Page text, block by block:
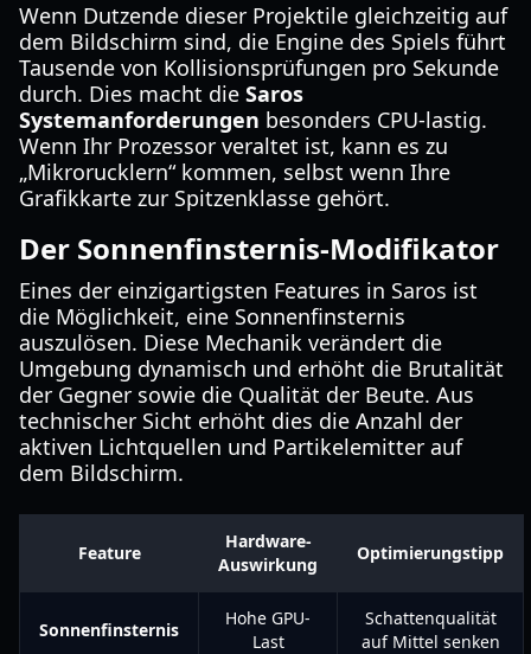
Wenn Dutzende dieser Projektile gleichzeitig auf
dem Bildschirm sind, die Engine des Spiels führt
Tausende von Kollisionsprüfungen pro Sekunde
durch. Dies macht die Saros
Systemanforderungen besonders CPU-lastig.
Wenn Ihr Prozessor veraltet ist, kann es zu
„Mikrorucklern“ kommen, selbst wenn Ihre
Grafikkarte zur Spitzenklasse gehört.
Der Sonnenfinsternis-Modifikator
Eines der einzigartigsten Features in Saros ist
die Möglichkeit, eine Sonnenfinsternis
auszulösen. Diese Mechanik verändert die
Umgebung dynamisch und erhöht die Brutalität
der Gegner sowie die Qualität der Beute. Aus
technischer Sicht erhöht dies die Anzahl der
aktiven Lichtquellen und Partikelemitter auf
dem Bildschirm.
Feature
Hardware-
Auswirkung
Optimierungstipp
Sonnenfinsternis
Hohe GPU-
Last
Schattenqualität
auf Mittel senken